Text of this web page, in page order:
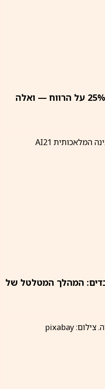
מוכרים דירה? מס שבח של 25% על הרווח — ואלה
של 60% מהעובדים: המהלך המטלטל של